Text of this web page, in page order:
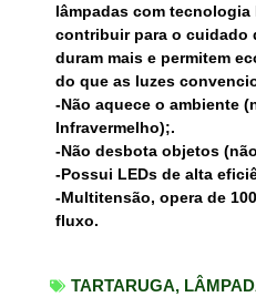
lâmpadas com tecnologia
contribuir para o cuidado
duram mais e permitem
do que as luzes
-Não aquece o ambiente
Infravermelho);.
-Não desbota objetos
-Possui LEDs de alta
-Multitensão, opera de
fluxo.
TARTARUGA,